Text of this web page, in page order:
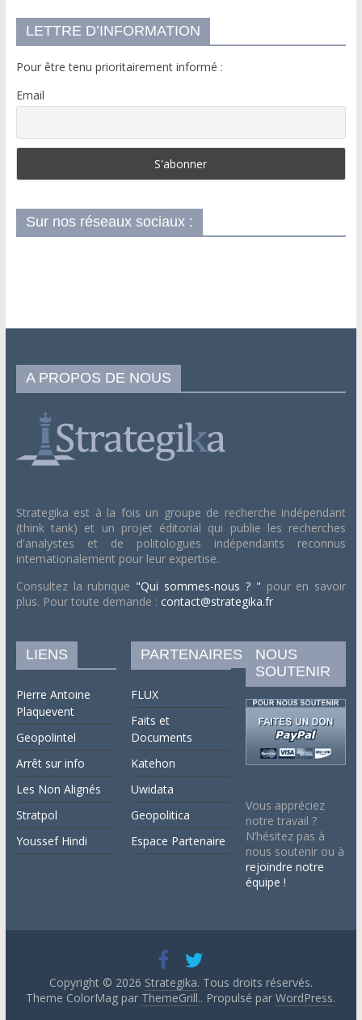
LETTRE D’INFORMATION
Pour être tenu prioritairement informé :
Email
Sur nos réseaux sociaux :
A PROPOS DE NOUS
Strategika est à la fois un groupe de recherche indépendant
(think tank) et un projet éditorial qui publie les recherches
d'analystes et de politologues indépendants reconnus
internationalement pour leur expertise.
Consultez la rubrique "Qui sommes-nous ? " pour en savoir
plus. Pour toute demande : contact@strategika.fr
LIENS
Pierre Antoine
Plaquevent
Geopolintel
Arrêt sur info
Les Non Alignés
Stratpol
Youssef Hindi
PARTENAIRES
FLUX
Faits et
Documents
Katehon
Uwidata
Geopolitica
Espace Partenaire
NOUS
SOUTENIR
Vous appréciez
notre travail ?
N’hésitez pas à
nous soutenir ou à
rejoindre notre
équipe !
Copyright © 2026 Strategika. Tous droits réservés.
Theme ColorMag par ThemeGrill.. Propulsé parWordPress.